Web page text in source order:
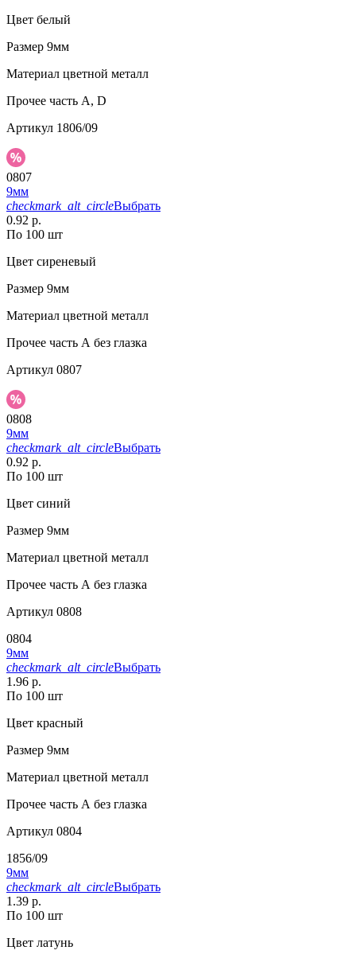
Цвет белый
Размер 9мм
Материал цветной металл
Прочее часть A, D
Артикул 1806/09
0807
9мм
checkmark_alt_circleВыбрать
0.92 р.
По 100 шт
Цвет сиреневый
Размер 9мм
Материал цветной металл
Прочее часть А без глазка
Артикул 0807
0808
9мм
checkmark_alt_circleВыбрать
0.92 р.
По 100 шт
Цвет синий
Размер 9мм
Материал цветной металл
Прочее часть А без глазка
Артикул 0808
0804
9мм
checkmark_alt_circleВыбрать
1.96 р.
По 100 шт
Цвет красный
Размер 9мм
Материал цветной металл
Прочее часть А без глазка
Артикул 0804
1856/09
9мм
checkmark_alt_circleВыбрать
1.39 р.
По 100 шт
Цвет латунь